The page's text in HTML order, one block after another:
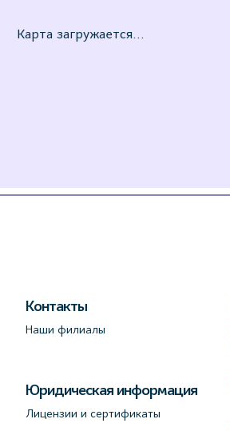
Контакты
Наши филиалы
Юридическая информация
Лицензии и сертификаты